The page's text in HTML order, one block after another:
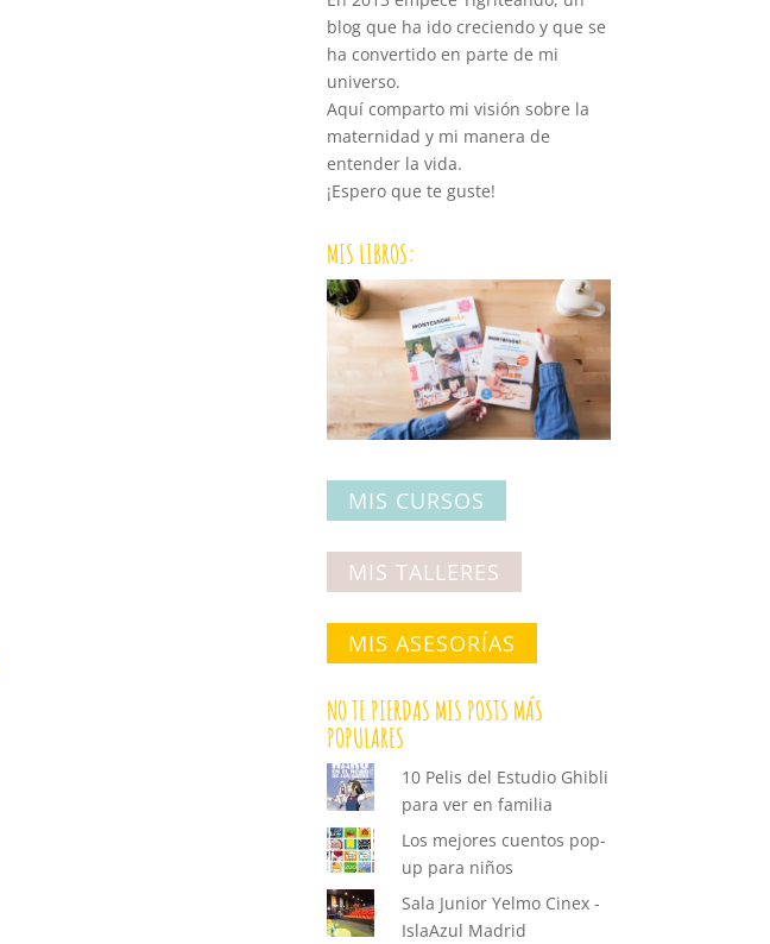
blog que ha ido creciendo y que se
ha convertido en parte de mi
universo.
Aquí comparto mi visión sobre la
maternidad y mi manera de
entender la vida.
¡Espero que te guste!
MIS LIBROS:
MIS CURSOS
MIS TALLERES
MIS ASESORÍAS
NO TE PIERDAS MIS POSTS MÁS
POPULARES
10 Pelis del Estudio Ghibli
para ver en familia
Los mejores cuentos pop-
up para niños
Sala Junior Yelmo Cinex -
IslaAzul Madrid